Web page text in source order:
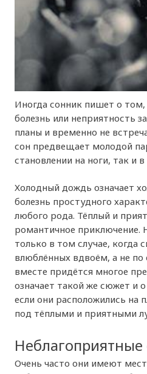
Иногда сонник пишет о том,
болезнь или неприятность
планы и временно не
сон предвещает молодой
становлении на ноги, так и
Холодный дождь означает
болезнь простудного
любого рода. Тёплый и
романтичное приключение.
только в том случае, когда
влюблённых вдвоём, а не по
вместе придётся многое
означает такой же сюжет и
если они расположились на
под тёплыми и приятными
Неблагоприятные
Очень часто они имеют